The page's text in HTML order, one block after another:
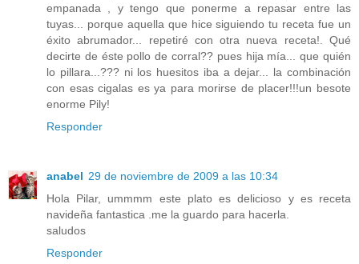
empanada , y tengo que ponerme a repasar entre las
tuyas... porque aquella que hice siguiendo tu receta fue un
éxito abrumador... repetiré con otra nueva receta!. Qué
decirte de éste pollo de corral?? pues hija mía... que quién
lo pillara...??? ni los huesitos iba a dejar... la combinación
con esas cigalas es ya para morirse de placer!!!un besote
enorme Pily!
Responder
anabel 29 de noviembre de 2009 a las 10:34
Hola Pilar, ummmm este plato es delicioso y es receta
navideña fantastica .me la guardo para hacerla.
saludos
Responder